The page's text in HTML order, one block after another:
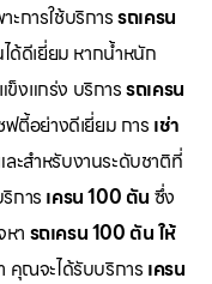
ะการใช้บริการรถเครน
ดีเยี่ยม หากน้ำหนัก
ข็งแกร่ง บริการรถเครน
ฟตี้อย่างดีเยี่ยม การ เช่า
ะสำหรับงานระดับชาติที่
การ เครน 100 ตัน ซึ่ง
ารถเครน 100 ตัน ให้
คุณจะได้รับบริการ เครน